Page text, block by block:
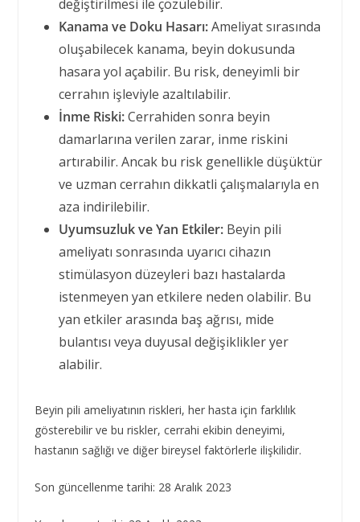
değiştirilmesi ile çözülebilir.
Kanama ve Doku Hasarı:Ameliyat sırasında
oluşabilecek kanama, beyin dokusunda
hasara yol açabilir. Bu risk, deneyimli bir
cerrahın işleviyle azaltılabilir.
İnme Riski:Cerrahiden sonra beyin
damarlarına verilen zarar, inme riskini
artırabilir. Ancak bu risk genellikle düşüktür
ve uzman cerrahın dikkatli çalışmalarıyla en
aza indirilebilir.
Uyumsuzluk ve Yan Etkiler:Beyin pili
ameliyatı sonrasında uyarıcı cihazın
stimülasyon düzeyleri bazı hastalarda
istenmeyen yan etkilere neden olabilir. Bu
yan etkiler arasında baş ağrısı, mide
bulantısı veya duyusal değişiklikler yer
alabilir.
Beyin pili ameliyatının riskleri, her hasta için farklılık
gösterebilir ve bu riskler, cerrahi ekibin deneyimi,
hastanın sağlığı ve diğer bireysel faktörlerle ilişkilidir.
Son güncellenme tarihi: 28 Aralık 2023